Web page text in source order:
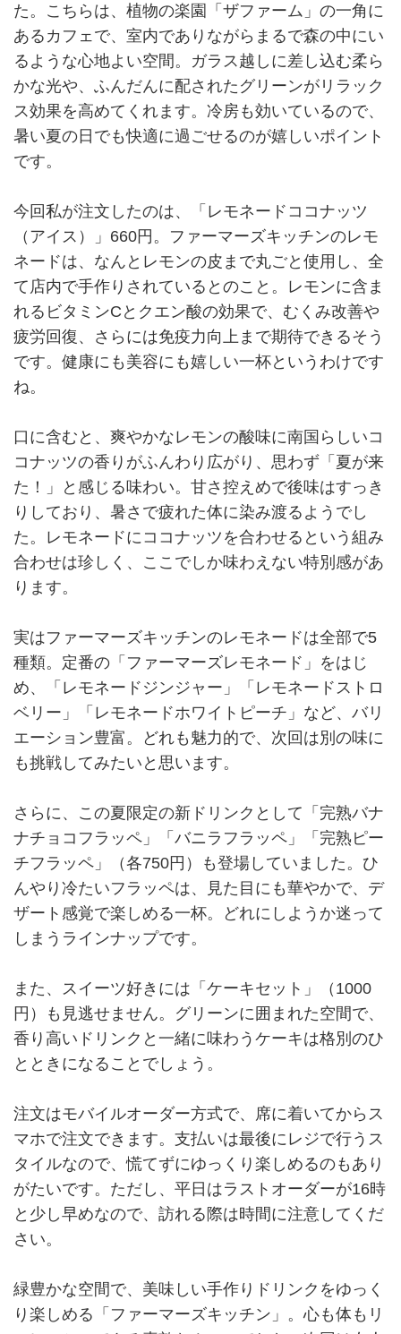
た。こちらは、植物の楽園「ザファーム」の一角に
あるカフェで、室内でありながらまるで森の中にい
るような心地よい空間。ガラス越しに差し込む柔ら
かな光や、ふんだんに配されたグリーンがリラック
ス効果を高めてくれます。冷房も効いているので、
暑い夏の日でも快適に過ごせるのが嬉しいポイント
です。
今回私が注文したのは、「レモネードココナッツ
（アイス）」660円。ファーマーズキッチンのレモ
ネードは、なんとレモンの皮まで丸ごと使用し、全
て店内で手作りされているとのこと。レモンに含ま
れるビタミンCとクエン酸の効果で、むくみ改善や
疲労回復、さらには免疫力向上まで期待できるそう
です。健康にも美容にも嬉しい一杯というわけです
ね。
口に含むと、爽やかなレモンの酸味に南国らしいコ
コナッツの香りがふんわり広がり、思わず「夏が来
た！」と感じる味わい。甘さ控えめで後味はすっき
りしており、暑さで疲れた体に染み渡るようでし
た。レモネードにココナッツを合わせるという組み
合わせは珍しく、ここでしか味わえない特別感があ
ります。
実はファーマーズキッチンのレモネードは全部で5
種類。定番の「ファーマーズレモネード」をはじ
め、「レモネードジンジャー」「レモネードストロ
ベリー」「レモネードホワイトピーチ」など、バリ
エーション豊富。どれも魅力的で、次回は別の味に
も挑戦してみたいと思います。
さらに、この夏限定の新ドリンクとして「完熟バナ
ナチョコフラッペ」「バニラフラッペ」「完熟ピー
チフラッペ」（各750円）も登場していました。ひ
んやり冷たいフラッペは、見た目にも華やかで、デ
ザート感覚で楽しめる一杯。どれにしようか迷って
しまうラインナップです。
また、スイーツ好きには「ケーキセット」（1000
円）も見逃せません。グリーンに囲まれた空間で、
香り高いドリンクと一緒に味わうケーキは格別のひ
とときになることでしょう。
注文はモバイルオーダー方式で、席に着いてからス
マホで注文できます。支払いは最後にレジで行うス
タイルなので、慌てずにゆっくり楽しめるのもあり
がたいです。ただし、平日はラストオーダーが16時
と少し早めなので、訪れる際は時間に注意してくだ
さい。
緑豊かな空間で、美味しい手作りドリンクをゆっく
り楽しめる「ファーマーズキッチン」。心も体もリ